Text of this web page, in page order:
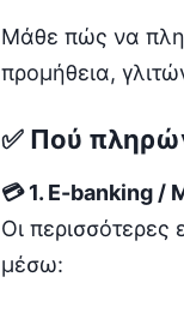
Μάθε πώς να
προμήθεια,
✅ Πού
💳 1. E-banking /
Οι
μέσω: